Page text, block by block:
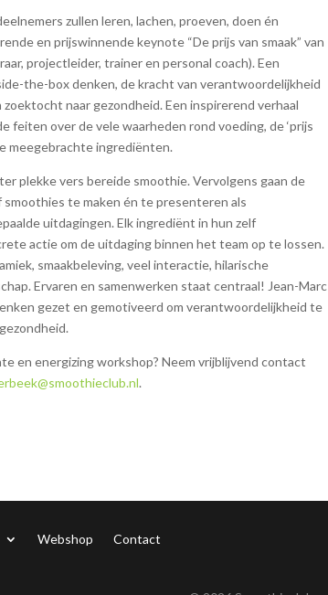
zullen leren, lachen, proeven, doen én
en prijswinnende keynote “De prijs van smaak” van
projectleider, trainer en personal coach). Een
the-box denken, de kracht van verantwoordelijkheid
naar gezondheid. Een inspirerend verhaal
feiten over de vele waarheden rond voeding, de ‘prijs
meegebrachte ingrediënten.
plekke vers bereide smoothie. Vervolgens gaan de
smoothies te maken én te presenteren als
uitdagingen. Elk ingrediënt in hun zelf
actie om de uitdaging binnen het team op te lossen.
smaakbeleving, veel interactie, hilarische
Ervaren en samenwerken staat centraal! Jean-Marc
gezet en gemotiveerd om verantwoordelijkheid te
en energizing workshop? Neem vrijblijvend contact
.
Webshop Contact